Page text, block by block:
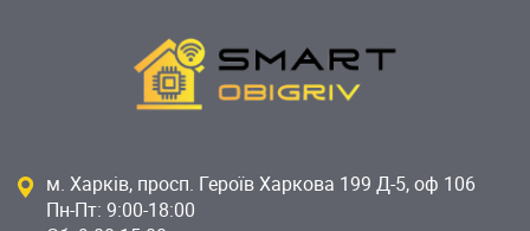
м. Харків, просп. Героїв Харкова 199 Д-5, оф 106
Пн-Пт: 9:00-18:00